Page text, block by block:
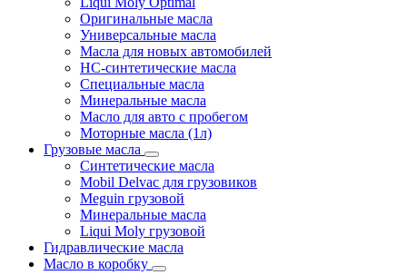
Оригинальные масла
Универсальные масла
Масла для новых автомобилей
HC-синтетические масла
Специальные масла
Минеральные масла
Масло для авто с пробегом
Моторные масла (1л)
Грузовые масла
Синтетические масла
Mobil Delvac для грузовиков
Meguin грузовой
Минеральные масла
Liqui Moly грузовой
Гидравлические масла
Масло в коробку